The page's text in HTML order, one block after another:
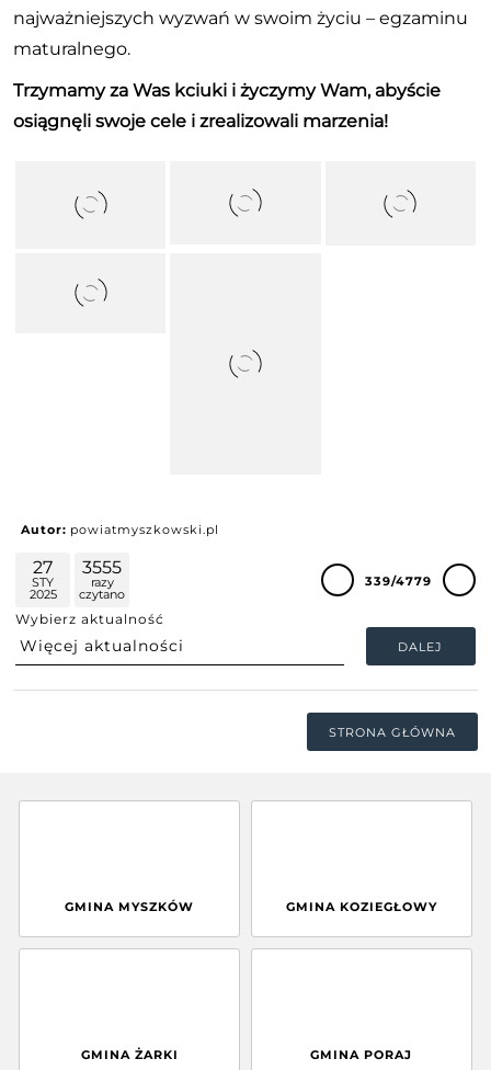
najważniejszych wyzwań w swoim życiu – egzaminu
maturalnego.
Trzymamy za Was kciuki i życzymy Wam, abyście
osiągnęli swoje cele i zrealizowali marzenia!
Autor: powiatmyszkowski.pl
27
STY
2025
3555
razy
czytano
Wybierz aktualność
DALEJ
339/4779
STRONA GŁÓWNA
GMINA MYSZKÓW GMINA KOZIEGŁOWY
GMINA ŻARKI GMINA PORAJ